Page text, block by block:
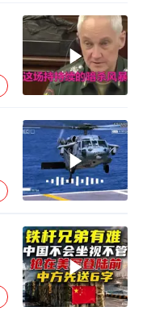
构建更高水平的全民健身公共服务体系